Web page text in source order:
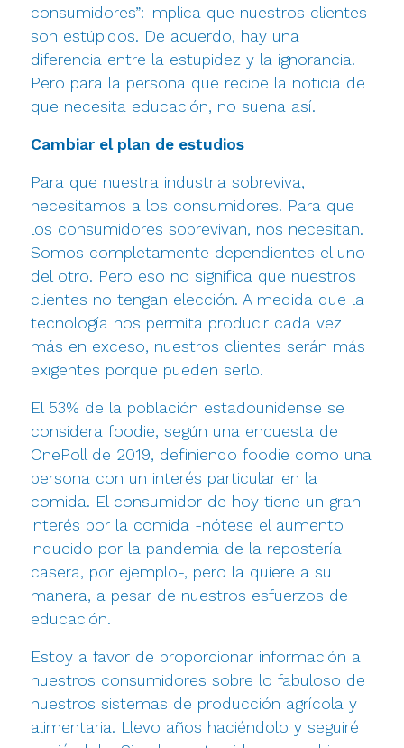
consumidores”: implica que nuestros clientes
son estúpidos. De acuerdo, hay una
diferencia entre la estupidez y la ignorancia.
Pero para la persona que recibe la noticia de
que necesita educación, no suena así.
Cambiar el plan de estudios
Para que nuestra industria sobreviva,
necesitamos a los consumidores. Para que
los consumidores sobrevivan, nos necesitan.
Somos completamente dependientes el uno
del otro. Pero eso no significa que nuestros
clientes no tengan elección. A medida que la
tecnología nos permita producir cada vez
más en exceso, nuestros clientes serán más
exigentes porque pueden serlo.
El 53% de la población estadounidense se
considera foodie, según una encuesta de
OnePoll de 2019, definiendo foodie como una
persona con un interés particular en la
comida. El consumidor de hoy tiene un gran
interés por la comida -nótese el aumento
inducido por la pandemia de la repostería
casera, por ejemplo-, pero la quiere a su
manera, a pesar de nuestros esfuerzos de
educación.
Estoy a favor de proporcionar información a
nuestros consumidores sobre lo fabuloso de
nuestros sistemas de producción agrícola y
alimentaria. Llevo años haciéndolo y seguiré